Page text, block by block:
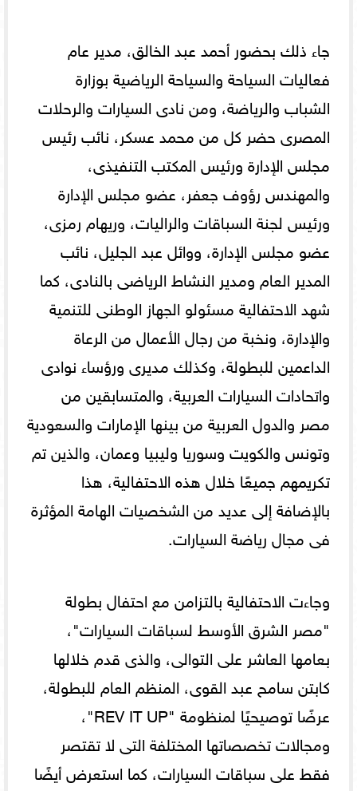
جاء ذلك بحضور أحمد عبد الخالق، مدير عام
فعاليات السياحة والسياحة الرياضية بوزارة
الشباب والرياضة، ومن نادى السيارات والرحلات
المصرى حضر كل من محمد عسكر، نائب رئيس
مجلس الإدارة ورئيس المكتب التنفيذى،
والمهندس رؤوف جعفر، عضو مجلس الإدارة
ورئيس لجنة السباقات والراليات، وريهام رمزى،
عضو مجلس الإدارة، ووائل عبد الجليل، نائب
المدير العام ومدير النشاط الرياضى بالنادى، كما
شهد الاحتفالية مسئولو الجهاز الوطنى للتنمية
والإدارة، ونخبة من رجال الأعمال من الرعاة
الداعمين للبطولة، وكذلك مديرى ورؤساء نوادى
واتحادات السيارات العربية، والمتسابقين من
مصر والدول العربية من بينها الإمارات والسعودية
وتونس والكويت وسوريا وليبيا وعمان، والذين تم
تكريمهم جميعًا خلال هذه الاحتفالية، هذا
بالإضافة إلى عديد من الشخصيات الهامة المؤثرة
فى مجال رياضة السيارات.
وجاءت الاحتفالية بالتزامن مع احتفال بطولة
"مصر الشرق الأوسط لسباقات السيارات"،
بعامها العاشر على التوالى، والذى قدم خلالها
كابتن سامح عبد القوى، المنظم العام للبطولة،
عرضًا توصيحيًا لمنظومة "REV IT UP"،
ومجالات تخصصاتها المختلفة التى لا تقتصر
فقط على سباقات السيارات، كما استعرض أيضًا